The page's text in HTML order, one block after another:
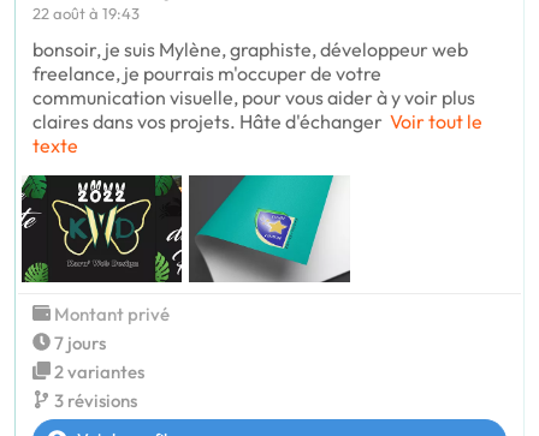
22 août à 19:43
bonsoir, je suis Mylène, graphiste, développeur web
freelance, je pourrais m'occuper de votre
communication visuelle, pour vous aider à y voir plus
claires dans vos projets. Hâte d'échanger Voir tout le
texte
Montant privé
7 jours
2 variantes
3 révisions